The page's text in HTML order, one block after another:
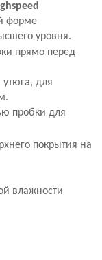
форме
уровня.
прямо перед
для
пробки для
покрытия на
влажности